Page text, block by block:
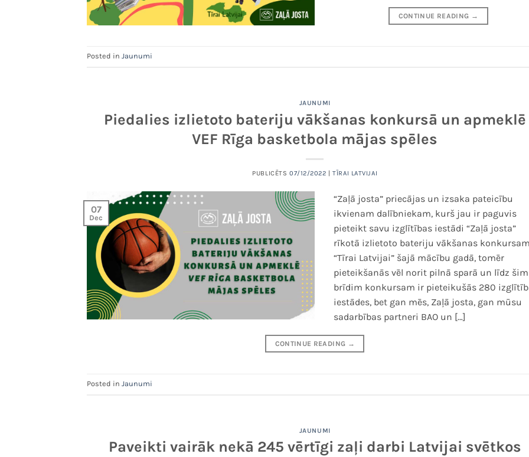
CONTINUE READING →
Posted in Jaunumi
JAUNUMI
Piedalies izlietoto bateriju vākšanas konkursā un apmeklē
VEF Rīga basketbola mājas spēles
PUBLICĒTS 07/12/2022 |TĪRAI LATVIJAI
07
Dec
“Zaļā josta” priecājas un izsaka pateicību
ikvienam dalībniekam, kurš jau ir paguvis
pieteikt savu izglītības iestādi “Zaļā josta”
rīkotā izlietoto bateriju vākšanas konkursam
“Tīrai Latvijai” šajā mācību gadā, tomēr
pieteikšanās vēl norit pilnā sparā un līdz šim
brīdim konkursam ir pieteikušās 280
iestādes, bet gan mēs, Zaļā josta, gan mūsu
sadarbības partneri BAO un […]
CONTINUE READING →
Posted in Jaunumi
JAUNUMI
Paveikti vairāk nekā 245 vērtīgi zaļi darbi Latvijai svētkos